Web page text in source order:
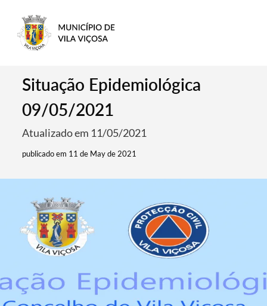
Situação Epidemiológica
09/05/2021
Atualizado em 11/05/2021
publicado em 11 de May de 2021